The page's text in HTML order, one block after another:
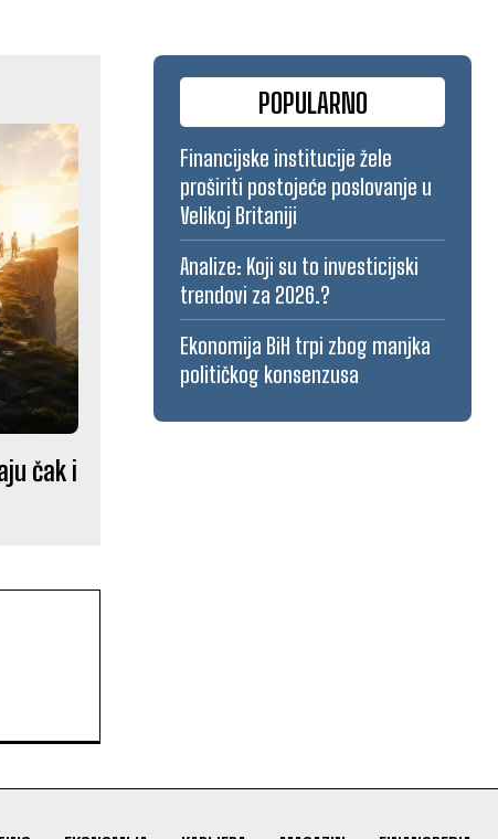
čak i
POPULARNO
Financijske institucije žele
proširiti postojeće poslovanje u
Velikoj Britaniji
Analize: Koji su to investicijski
trendovi za 2026.?
Ekonomija BiH trpi zbog manjka
političkog konsenzusa